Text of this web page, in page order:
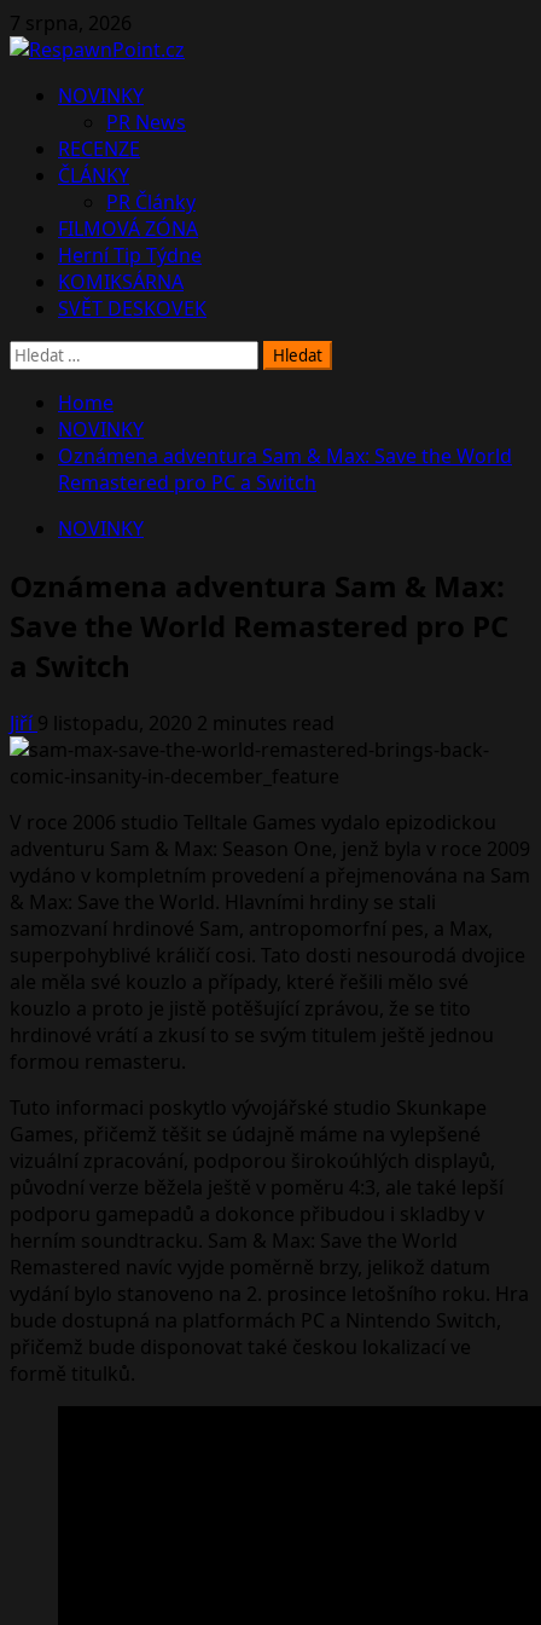
Skip
to
7 srpna, 2026
PrimaryNOVINKY
PR News
RECENZE
ČLÁNKY
PR Články
FILMOVÁ ZÓNA
Herní Tip Týdne
KOMIKSÁRNA
SVĚT DESKOVEK
Vyhledávání
Home
NOVINKY
Oznámena adventura Sam & Max: Save the World
Remastered pro PC a Switch
NOVINKY
Oznámena adventura Sam & Max:
Save the World Remastered pro PC
a Switch
Jiří9 listopadu, 2020 2 minutes read
V roce 2006 studio Telltale Games vydalo epizodickou
adventuru Sam & Max: Season One, jenž byla v roce 2009
vydáno v kompletním provedení a přejmenována na Sam
& Max: Save the World. Hlavními hrdiny se stali
samozvaní hrdinové Sam, antropomorfní pes, a Max,
superpohyblivé králičí cosi. Tato dosti nesourodá dvojice
ale měla své kouzlo a případy, které řešili mělo své
kouzlo a proto je jistě potěšující zprávou, že se tito
hrdinové vrátí a zkusí to se svým titulem ještě jednou
formou remasteru.
Tuto informaci poskytlo vývojářské studio Skunkape
Games, přičemž těšit se údajně máme na vylepšené
vizuální zpracování, podporou širokoúhlých displayů,
původní verze běžela ještě v poměru 4:3, ale také lepší
podporu gamepadů a dokonce přibudou i skladby v
herním soundtracku. Sam & Max: Save the World
Remastered navíc vyjde poměrně brzy, jelikož datum
vydání bylo stanoveno na 2. prosince letošního roku. Hra
bude dostupná na platformách PC a Nintendo Switch,
přičemž bude disponovat také českou lokalizací ve
formě titulků.